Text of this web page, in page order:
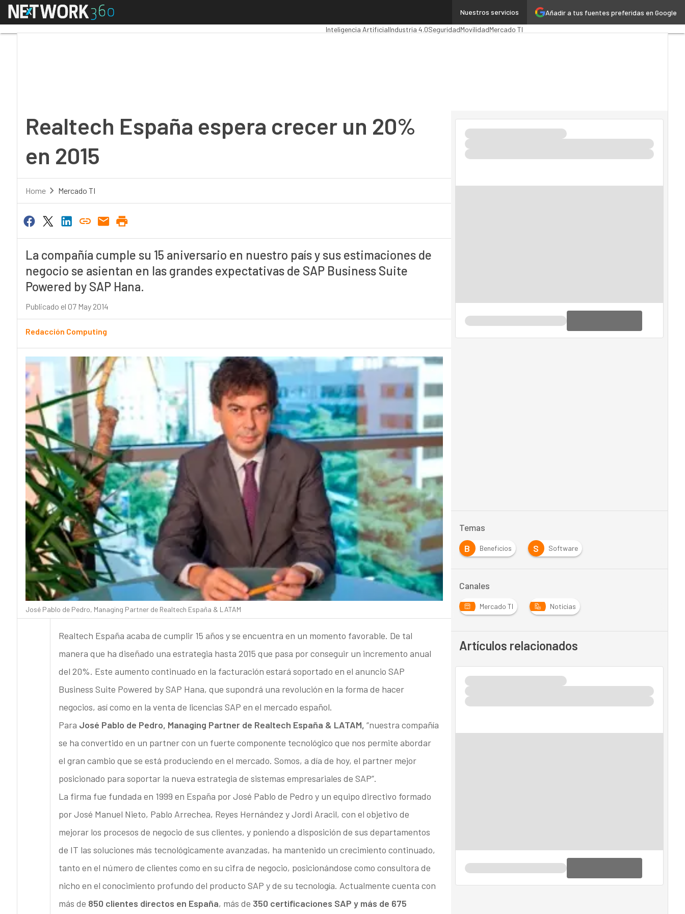
Añadir a tus fuentes preferidas en Google
Nuestros servicios
Menú Administración PúblicaMarTechCloud
Inteligencia ArtificialIndustria 4.0SeguridadMovilidadMercado TI
Realtech España espera crecer un 20%
en 2015
Home Mercado TI
La compañía cumple su 15 aniversario en nuestro país y sus estimaciones de
negocio se asientan en las grandes expectativas de SAP Business Suite
Powered by SAP Hana.
Publicado el 07 May 2014
Redacción Computing
José Pablo de Pedro, Managing Partner de Realtech España & LATAM
Realtech España acaba de cumplir 15 años y se encuentra en un momento favorable. De tal
manera que ha diseñado una estrategia hasta 2015 que pasa por conseguir un incremento anual
del 20%. Este aumento continuado en la facturación estará soportado en el anuncio SAP
Business Suite Powered by SAP Hana, que supondrá una revolución en la forma de hacer
negocios, así como en la venta de licencias SAP en el mercado español.
Para José Pablo de Pedro, Managing Partner de Realtech España & LATAM, “nuestra compañía
se ha convertido en un partner con un fuerte componente tecnológico que nos permite abordar
el gran cambio que se está produciendo en el mercado. Somos, a día de hoy, el partner mejor
posicionado para soportar la nueva estrategia de sistemas empresariales de SAP”.
La firma fue fundada en 1999 en España por José Pablo de Pedro y un equipo directivo formado
por José Manuel Nieto, Pablo Arrechea, Reyes Hernández y Jordi Aracil, con el objetivo de
mejorar los procesos de negocio de sus clientes, y poniendo a disposición de sus departamentos
de IT las soluciones más tecnológicamente avanzadas, ha mantenido un crecimiento continuado,
tanto en el número de clientes como en su cifra de negocio, posicionándose como consultora de
nicho en el conocimiento profundo del producto SAP y de su tecnología. Actualmente cuenta con
más de 850 clientes directos en España, más de 350 certificaciones SAP y más de 675
Temas
B
Beneficios S Software
Canales
Mercado TI Noticias
Artículos relacionados